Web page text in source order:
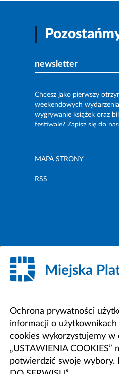
newsletter
Chcesz jako pierwszy
weekendowych
wygrywanie książek oraz
festiwale? Zapisz się do
MAPA STRONY
RSS
Miejska
Ochrona prywatności
informacji o użytkownikach
cookies wykorzystujemy w
„USTAWIENIA
potwierdzić swoje wybory.